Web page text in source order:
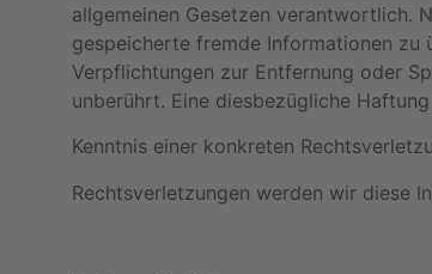
allgemeinen Gesetzen verantwortlich.
gespeicherte fremde Informationen zu
Verpflichtungen zur Entfernung oder
unberührt. Eine diesbezügliche
Kenntnis einer konkreten
Rechtsverletzungen werden wir diese